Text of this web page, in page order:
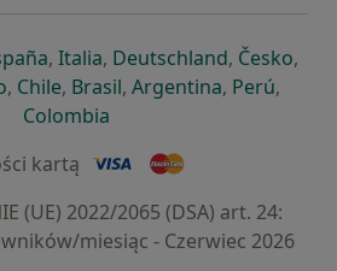
nowej karcie
się w nowej karcie
otwiera się w nowej karcie
, Italiaotwiera się w nowej
, Deutschlandotwiera się
, Česko,
w nowej karcie
otwiera się w nowej karcie
, Chileotwiera się w nowej karcie
, Brasilotwiera się w nowej
, Argentinaotwiera się
, Perú,
Colombia
kartą
(UE) 2022/2065 (DSA) art. 24:
miesiąc - Czerwiec 2026